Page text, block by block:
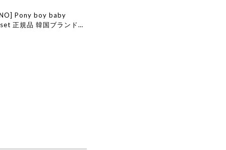
Pony boy baby
正規品 韓国ブランド
日本 店舗 韓国